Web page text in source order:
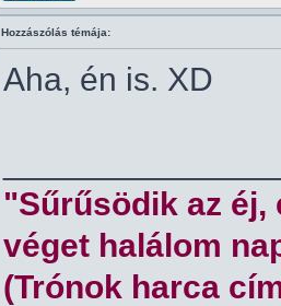
Hozzászólás témája:
Aha, én is. XD
"Sűrűsödik az éj,
véget halálom
(Trónok harca